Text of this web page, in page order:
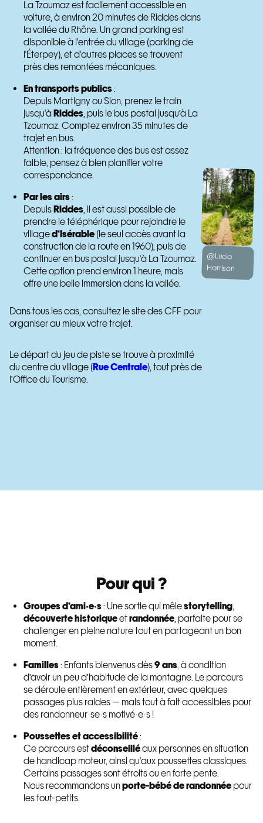
La Tzoumaz est facilement accessible en
voiture, à environ 20 minutes de Riddes dans
la vallée du Rhône. Un grand parking est
disponible à l'entrée du village (parking de
l'Éterpey), et d'autres places se trouvent
près des remontées mécaniques.
En transports publics:
Depuis Martigny ou Sion, prenez le train
jusqu'àRiddes, puis le bus postal jusqu’à La
Tzoumaz. Comptez environ 35 minutes de
trajet en bus.
Attention : la fréquence des bus est assez
faible, pensez à bien planifier votre
correspondance.
Par les airs:
DepuisRiddes, il est aussi possible de
prendre le téléphérique pour rejoindre le
villaged’Isérable (le seul accès avant la
construction de la route en 1960), puis de
continuer en bus postal jusqu’à La Tzoumaz.
Cette option prend environ 1 heure, mais
offre une belle immersion dans la vallée.
Dans tous les cas, consultez le site des CFF pour
organiser au mieux votre trajet.
Le départ du jeu de piste se trouve à proximité
du centre du village (Rue Centrale), tout près de
l’Office du Tourisme.
@Lucia
Harrison
Pour qui ?
Groupes d’ami·e·s: Une sortie qui mêlestorytelling,
découverte historiqueetrandonnée, parfaite pour se
challenger en pleine nature tout en partageant un bon
moment.
Familles: Enfants bienvenus dès9 ans, à condition
d’avoir un peu d’habitude de la montagne. Le parcours
se déroule entièrement en extérieur, avec quelques
passages plus raides — mais tout à fait accessibles pour
des randonneur·se·s motivé·e·s !
Poussettes et accessibilité:
Ce parcours estdéconseilléaux personnes en situation
de handicap moteur, ainsi qu'aux poussettes classiques.
Certains passages sont étroits ou en forte pente.
Nous recommandons unporte-bébé de randonnée pour
les tout-petits.